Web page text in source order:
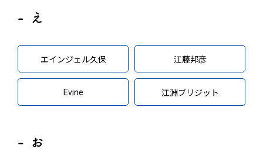
え
エインジェル久保 江藤邦彦
Evine 江淵ブリジット
お